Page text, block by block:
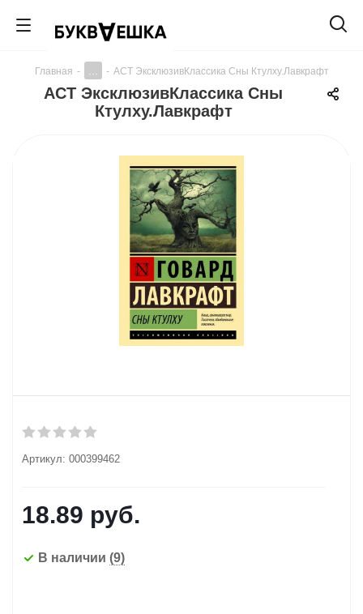
Главная - - АСТ ЭксклюзивКлассика Сны Ктулху.Лавкрафт
АСТ ЭксклюзивКлассика Сны
Ктулху.Лавкрафт
Артикул: 000399462
18.89 руб.
В наличии (9)